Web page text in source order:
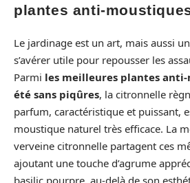
plantes anti-
Le jardinage est un art, mais aussi
s’avérer utile pour repousser les
Parmi les meilleures plantes
été sans piqûres, la citronnelle
parfum, caractéristique et puissant,
moustique naturel très efficace. La
verveine citronnelle partagent ces
ajoutant une touche d’agrume